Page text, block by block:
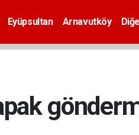
Eyüpsultan Arnavutköy